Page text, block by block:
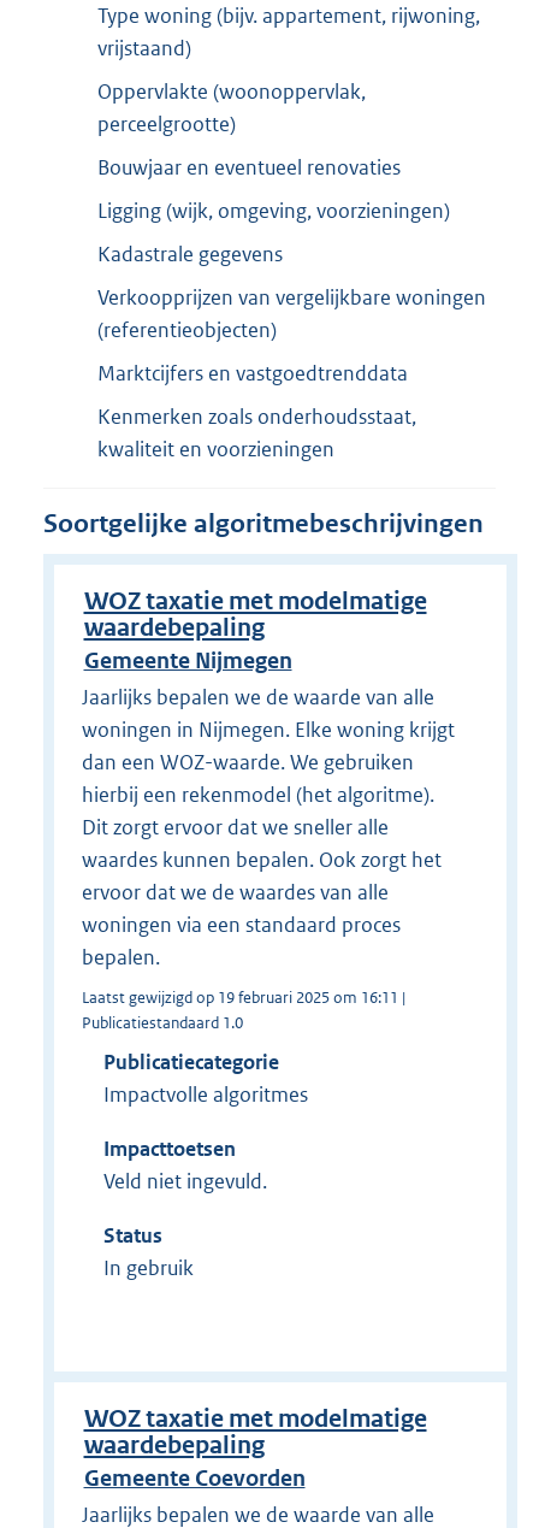
Type woning (bijv. appartement, rijwoning,
vrijstaand)
Oppervlakte (woonoppervlak,
perceelgrootte)
Bouwjaar en eventueel renovaties
Ligging (wijk, omgeving, voorzieningen)
Kadastrale gegevens
Verkoopprijzen van vergelijkbare woningen
(referentieobjecten)
Marktcijfers en vastgoedtrenddata
Kenmerken zoals onderhoudsstaat,
kwaliteit en voorzieningen
Soortgelijke algoritmebeschrijvingen
WOZ taxatie met modelmatige
waardebepaling
Gemeente Nijmegen
Jaarlijks bepalen we de waarde van alle
woningen in Nijmegen. Elke woning krijgt
dan een WOZ-waarde. We gebruiken
hierbij een rekenmodel (het algoritme).
Dit zorgt ervoor dat we sneller alle
waardes kunnen bepalen. Ook zorgt het
ervoor dat we de waardes van alle
woningen via een standaard proces
bepalen.
Laatst gewijzigd op 19 februari 2025 om 16:11 |
Publicatiestandaard 1.0
Publicatiecategorie
Impactvolle algoritmes
Impacttoetsen
Veld niet ingevuld.
Status
In gebruik
WOZ taxatie met modelmatige
waardebepaling
Gemeente Coevorden
Jaarlijks bepalen we de waarde van alle